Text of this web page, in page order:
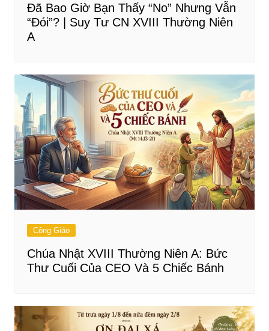
Đã Bao Giờ Bạn Thấy “No” Nhưng Vẫn
“Đói”? | Suy Tư CN XVIII Thường Niên
A
Công Giáo
Chúa Nhật XVIII Thường Niên A: Bức
Thư Cuối Của CEO Và 5 Chiếc Bánh